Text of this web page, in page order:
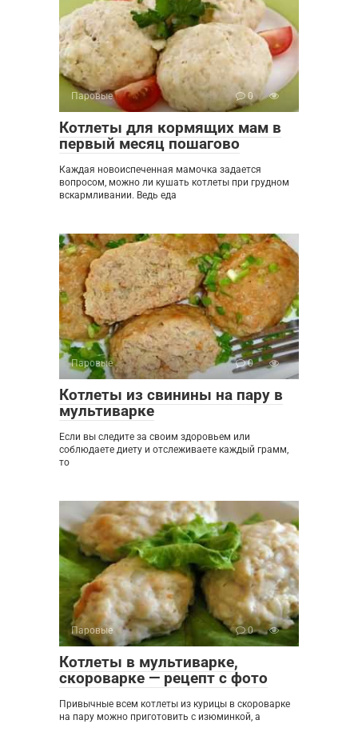
Паровые 0
Котлеты для кормящих мам в
первый месяц пошагово
Каждая новоиспеченная мамочка задается
вопросом, можно ли кушать котлеты при грудном
вскармливании. Ведь еда
Паровые 0
Котлеты из свинины на пару в
мультиварке
Если вы следите за своим здоровьем или
соблюдаете диету и отслеживаете каждый грамм,
то
Паровые 0
Котлеты в мультиварке,
скороварке — рецепт с фото
Привычные всем котлеты из курицы в скороварке
на пару можно приготовить с изюминкой, а